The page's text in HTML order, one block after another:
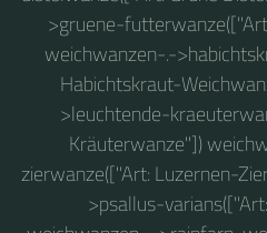
>gruene-
weichwanzen-.-
Habichtskraut-
>leuchtende-
Kräuterwanze"])
zierwanze(["Art: Luzernen-
>psallus-